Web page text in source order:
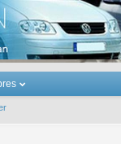
Touran